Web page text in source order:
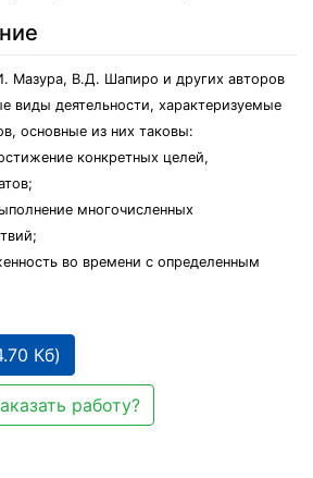
Мазура, В.Д. Шапиро и других авторов
виды деятельности, характеризуемые
основные из них таковы:
конкретных целей,
многочисленных
во времени с определенным
Кб)
работу?